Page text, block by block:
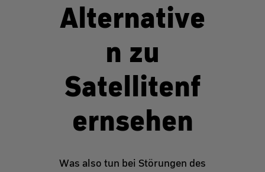
Alternative
n zu
Satellitenf
ernsehen
Was also tun bei Störungen des